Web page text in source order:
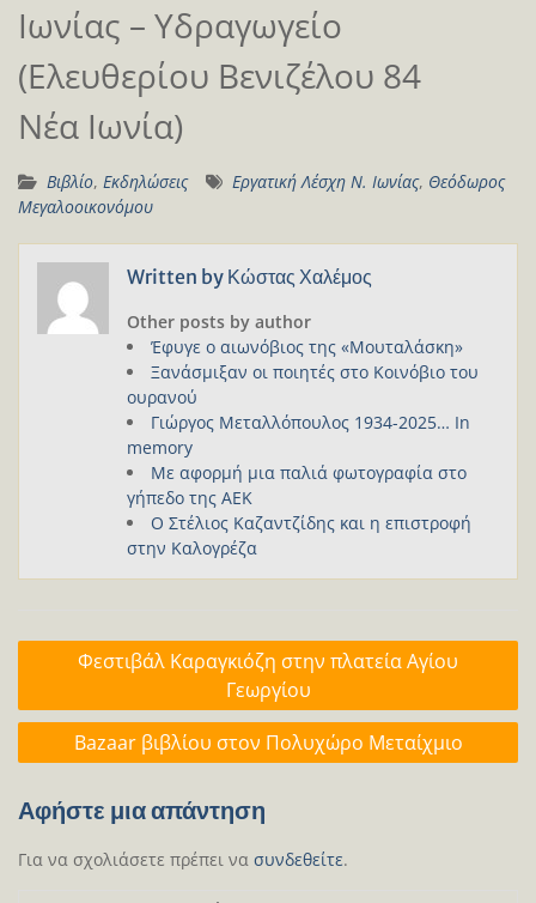
Ιωνίας – Υδραγωγείο
(Ελευθερίου Βενιζέλου 84
Νέα Ιωνία)
Βιβλίο, Εκδηλώσεις Εργατική Λέσχη Ν. Ιωνίας, Θεόδωρος
Μεγαλοοικονόμου
Written by Κώστας Χαλέμος
Other posts by author
Έφυγε ο αιωνόβιος της «Μουταλάσκη»
Ξανάσμιξαν οι ποιητές στο Κοινόβιο του
ουρανού
Γιώργος Μεταλλόπουλος 1934-2025… In
memory
Με αφορμή μια παλιά φωτογραφία στο
γήπεδο της ΑΕΚ
Ο Στέλιος Καζαντζίδης και η επιστροφή
στην Καλογρέζα
Πλοήγηση
Φεστιβάλ Καραγκιόζη στην πλατεία Αγίου
Γεωργίου
Bazaar βιβλίου στον Πολυχώρο Μεταίχμιο
Αφήστε μια απάντηση
Για να σχολιάσετε πρέπει να συνδεθείτε.